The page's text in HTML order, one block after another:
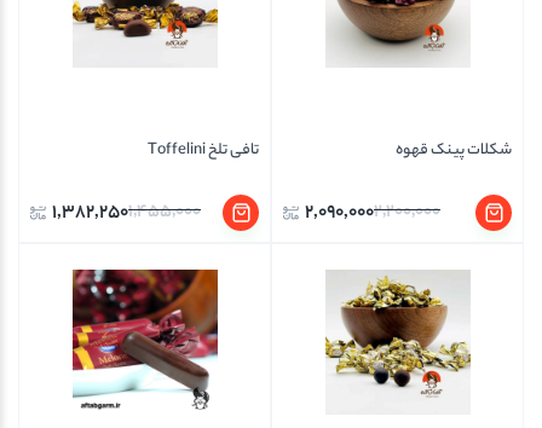
شکلات پینک قهوه
2,200,000
2,090,000
تافی تلخ Toffelini
1,455,000
1,382,250